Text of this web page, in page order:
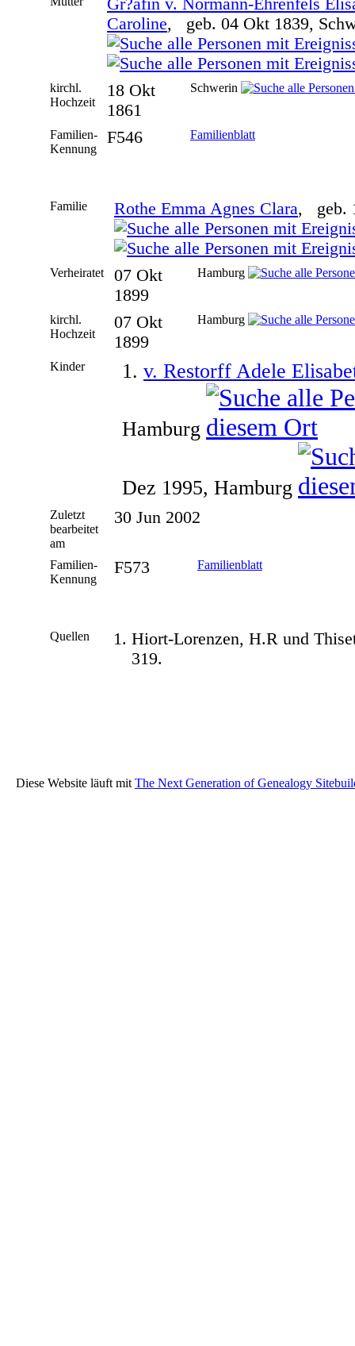
Caroline, geb. 04 Okt 1839,
kirchl.
Hochzeit
18 Okt
1861
Schwerin
Familien-
Kennung
F546 Familienblatt
Familie Rothe Emma Agnes Clara, geb.
Verheiratet
07 Okt
1899
Hamburg
kirchl.
Hochzeit
07 Okt
1899
Hamburg
Kinder 1. v. Restorff Adele
Hamburg
Dez 1995, Hamburg
Zuletzt
bearbeitet
am
30 Jun 2002
Familien-
Kennung
F573 Familienblatt
Quellen
Hiort-Lorenzen, H.R und
319.
Diese Website läuft mit The Next Generation of Genealogy